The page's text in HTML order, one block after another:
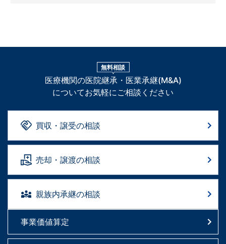
無料相談
医療機関の医院継承・医業承継(M&A)
についてお気軽にご相談ください
買収・譲受の相談
売却・譲渡の相談
親族内承継の相談
事業価値算定